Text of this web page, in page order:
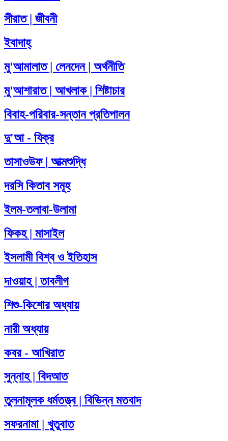
সীরাত | জীবনী
ইবাদাহ্
মু'আমালাত | লেনদেন | অর্থনীতি
মু'আশারাত | আখলাক | শিষ্টাচার
বিবাহ-পরিবার-সন্তান প্রতিপালন
দু'আ - যিক্‌র
তাসাওউফ | আত্মশুদ্ধি
দরসি কিতাব সমূহ
ইলম-তলাবা-উলামা
ফিকহ | মাসাইল
ইসলামী বিশ্ব ও ইতিহাস
দাওয়াহ | তাবলীগ
শিশু-কিশোর অধ্যায়
নারী অধ্যায়
কবর - আখিরাত
সুন্নাহ | বিদআত
তুলনামূলক ধর্মতত্ত্ব | বিভিন্ন মতবাদ
সফরনামা | খুতুবাত